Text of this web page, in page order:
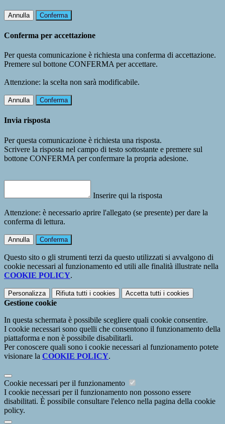
Annulla Conferma
Conferma per accettazione
Per questa comunicazione è richiesta una conferma di accettazione.
Premere sul bottone CONFERMA per accettare.
Attenzione: la scelta non sarà modificabile.
Annulla Conferma
Invia risposta
Per questa comunicazione è richiesta una risposta.
Scrivere la risposta nel campo di testo sottostante e premere sul
bottone CONFERMA per confermare la propria adesione.
Inserire qui la risposta
Attenzione: è necessario aprire l'allegato (se presente) per dare la
conferma di lettura.
Annulla Conferma
Questo sito o gli strumenti terzi da questo utilizzati si avvalgono di
cookie necessari al funzionamento ed utili alle finalità illustrate nella
COOKIE POLICY.
Personalizza Rifiuta tutti i cookies Accetta tutti i cookies
Gestione cookie
In questa schermata è possibile scegliere quali cookie consentire.
I cookie necessari sono quelli che consentono il funzionamento della
piattaforma e non è possibile disabilitarli.
Per conoscere quali sono i cookie necessari al funzionamento potete
visionare la COOKIE POLICY.
Cookie necessari per il funzionamento
I cookie necessari per il funzionamento non possono essere
disabilitati. È possibile consultare l'elenco nella pagina della cookie
policy.